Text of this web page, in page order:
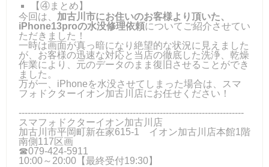
【④まとめ】
今回は、 加古川市にお住いのお客様より頂いた、
iPhone13proの水没修理依頼についてご紹介させてい
ただきました！
一時は画面が真っ暗になり絶望的な状況に見えました
が、お客様の迅速な対応と当店の徹底した洗浄、乾燥
作業により、元のデータのまま復旧させることができ
ました。
万が一、iPhoneを水没させてしまった場合は、スマ
フォドクターイオン加古川店にお任せください！
---------------------------------------------------------------------------
スマフォドクターイオン加古川店
加古川市平岡町新在家615-1 イオン加古川店本館1階
南側117区画
☎079-424‐5911
10:00～20:00【最終受付19:30】